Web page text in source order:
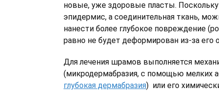
новые, уже здоровые пласты.
эпидермис, а соединительная ткань,
нанести более глубокое повреждение
равно не будет деформирован из-за его
Для лечения шрамов выполняется
(микродермабразия, с помощью мелких
глубокая дермабразия) или его